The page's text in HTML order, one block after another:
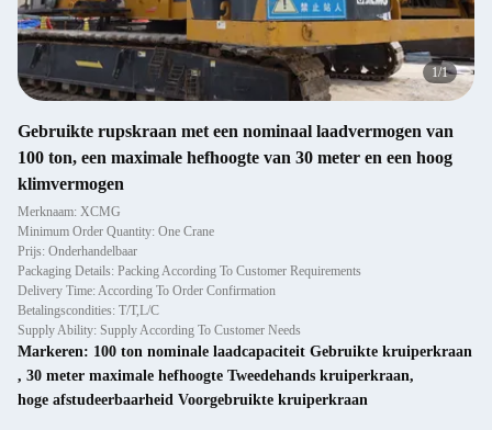
1/1
Gebruikte rupskraan met een nominaal laadvermogen van
100 ton, een maximale hefhoogte van 30 meter en een hoog
klimvermogen
Merknaam: XCMG
Minimum Order Quantity: One Crane
Prijs: Onderhandelbaar
Packaging Details: Packing According To Customer Requirements
Delivery Time: According To Order Confirmation
Betalingscondities: T/T,L/C
Supply Ability: Supply According To Customer Needs
Markeren: 100 ton nominale laadcapaciteit Gebruikte kruiperkraan
, 30 meter maximale hefhoogte Tweedehands kruiperkraan,
hoge afstudeerbaarheid Voorgebruikte kruiperkraan